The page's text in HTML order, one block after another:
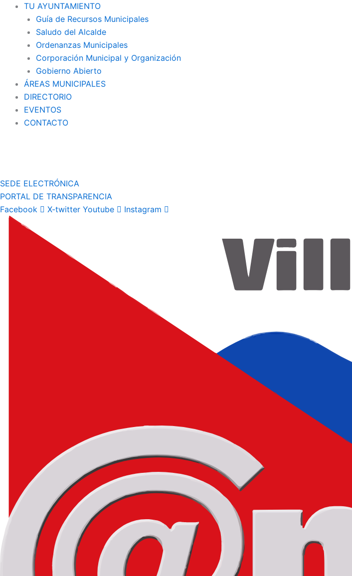
TU AYUNTAMIENTO
Guía de Recursos Municipales
Saludo del Alcalde
Ordenanzas Municipales
Corporación Municipal y Organización
Gobierno Abierto
ÁREAS MUNICIPALES
DIRECTORIO
EVENTOS
CONTACTO
SEDE ELECTRÓNICA
PORTAL DE TRANSPARENCIA
Facebook
X-twitter Youtube Instagram